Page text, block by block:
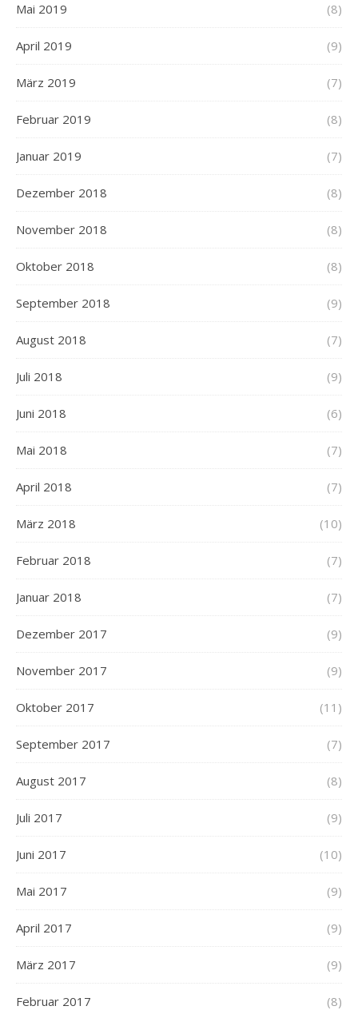
Mai 2019 (8)
April 2019 (9)
März 2019 (7)
Februar 2019 (8)
Januar 2019 (7)
Dezember 2018 (8)
November 2018 (8)
Oktober 2018 (8)
September 2018 (9)
August 2018 (7)
Juli 2018 (9)
Juni 2018 (6)
Mai 2018 (7)
April 2018 (7)
März 2018 (10)
Februar 2018 (7)
Januar 2018 (7)
Dezember 2017 (9)
November 2017 (9)
Oktober 2017 (11)
September 2017 (7)
August 2017 (8)
Juli 2017 (9)
Juni 2017 (10)
Mai 2017 (9)
April 2017 (9)
März 2017 (9)
Februar 2017 (8)